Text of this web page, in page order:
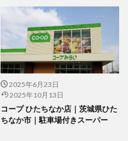
2025年6月23日
2025年10月13日
コープ ひたちなか店｜茨城県ひた
ちなか市｜駐車場付きスーパー